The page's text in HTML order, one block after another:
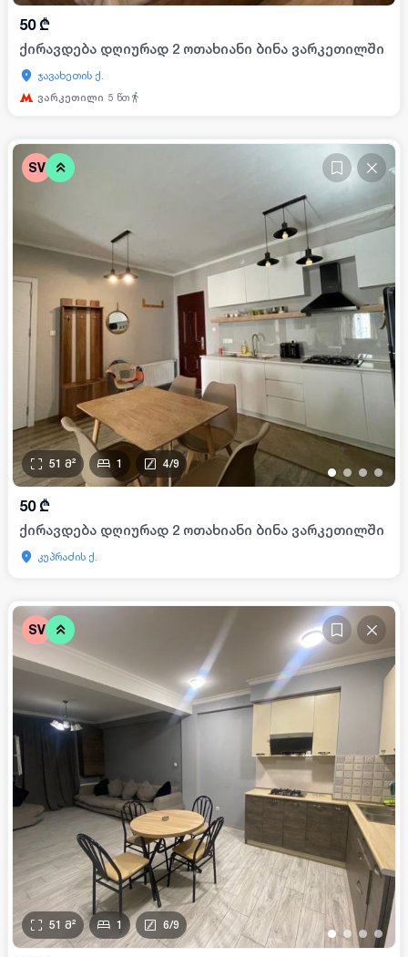
50 ₾
ქირავდება დღიურად 2 ოთახიანი ბინა ვარკეთილში
ჯავახეთის ქ.
ვარკეთილი 5 წთ
SV
• • • •
51 მ² 1 4/9
50 ₾
ქირავდება დღიურად 2 ოთახიანი ბინა ვარკეთილში
კუპრაძის ქ.
SV
••• •
51 მ² 1 6/9